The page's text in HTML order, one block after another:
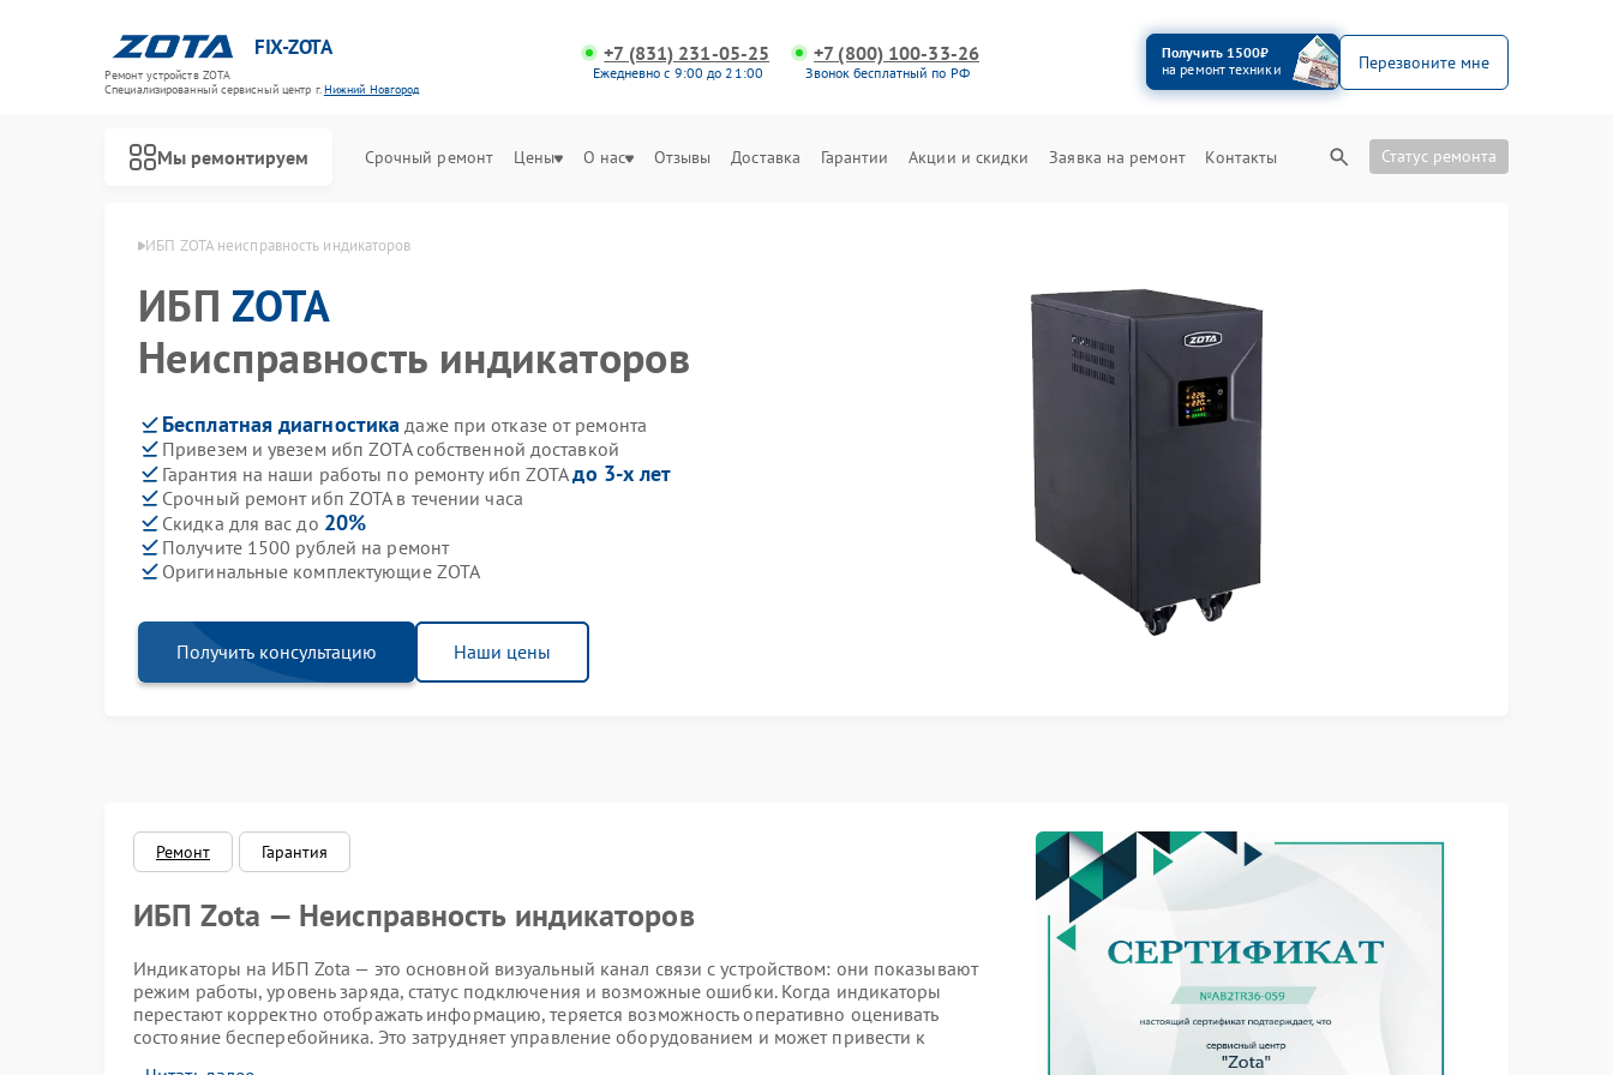
FIX-ZOTA
Ремонт устройств ZOTA
Специализированный cервисный центр г.Нижний Новгород
+7 (831) 231-05-25
Ежедневно с 9:00 до 21:00
+7 (800) 100-33-26
Звонок бесплатный по РФ
Получить 1500₽
на ремонт техники
Перезвоните мне
Мы ремонтируем Срочный ремонт Цены О нас Отзывы Доставка Гарантии Акции и скидки Заявка на ремонт Контакты Статус ремонта
Нижнем Новгороде ИБП ZOTA неисправность индикаторов
ИБП ZOTA
Неисправность индикаторов
Бесплатная диагностика даже при отказе от ремонта
Привезем и увезем ибп ZOTA собственной доставкой
Гарантия на наши работы по ремонту ибп ZOTAдо 3-х лет
Срочный ремонт ибп ZOTA в течении часа
Скидка для вас до 20%
Получите 1500 рублей на ремонт
Оригинальные комплектующие ZOTA
Получить консультацию Наши цены
Ремонт Гарантия
ИБП Zota — Неисправность индикаторов
Индикаторы на ИБП Zota — это основной визуальный канал связи с устройством: они показывают
режим работы, уровень заряда, статус подключения и возможные ошибки. Когда индикаторы
перестают корректно отображать информацию, теряется возможность оперативно оценивать
состояние бесперебойника. Это затрудняет управление оборудованием и может привести к